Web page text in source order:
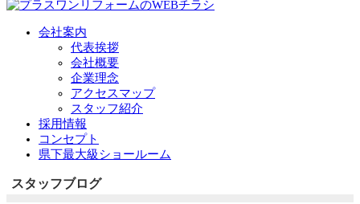
会社案内
代表挨拶
会社概要
企業理念
アクセスマップ
スタッフ紹介
採用情報
コンセプト
県下最大級ショールーム
スタッフブログ